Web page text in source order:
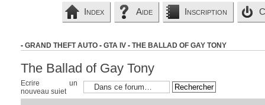
Index Aide Inscription
- GRAND THEFT AUTO - GTA IV - THE BALLAD OF GAY TONY
The Ballad of Gay Tony
Ecrire un
nouveau sujet